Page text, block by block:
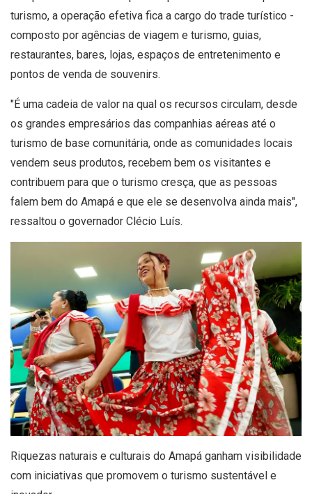
turismo, a operação efetiva fica a cargo do trade turístico -
composto por agências de viagem e turismo, guias,
restaurantes, bares, lojas, espaços de entretenimento e
pontos de venda de souvenirs.
"É uma cadeia de valor na qual os recursos circulam, desde
os grandes empresários das companhias aéreas até o
turismo de base comunitária, onde as comunidades locais
vendem seus produtos, recebem bem os visitantes e
contribuem para que o turismo cresça, que as pessoas
falem bem do Amapá e que ele se desenvolva ainda mais",
ressaltou o governador Clécio Luís.
Riquezas naturais e culturais do Amapá ganham visibilidade
com iniciativas que promovem o turismo sustentável e